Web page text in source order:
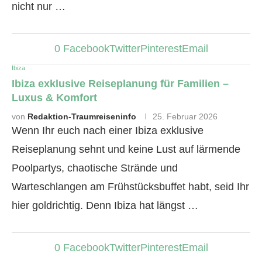
nicht nur …
0 FacebookTwitterPinterestEmail
Ibiza
Ibiza exklusive Reiseplanung für Familien –
Luxus & Komfort
von Redaktion-Traumreiseninfo 25. Februar 2026
Wenn Ihr euch nach einer Ibiza exklusive
Reiseplanung sehnt und keine Lust auf lärmende
Poolpartys, chaotische Strände und
Warteschlangen am Frühstücksbuffet habt, seid Ihr
hier goldrichtig. Denn Ibiza hat längst …
0 FacebookTwitterPinterestEmail